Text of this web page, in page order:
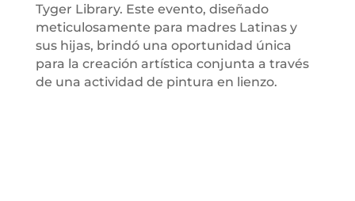
Tyger Library. Este evento, diseñado
meticulosamente para madres Latinas y
sus hijas, brindó una oportunidad única
para la creación artística conjunta a través
de una actividad de pintura en lienzo.